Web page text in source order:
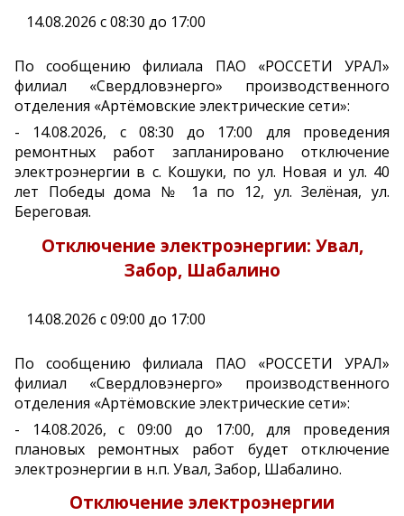
14.08.2026 с 08:30 до 17:00
По сообщению филиала ПАО «РОССЕТИ УРАЛ»
филиал «Свердловэнерго» производственного
отделения «Артёмовские электрические сети»:
- 14.08.2026, с 08:30 до 17:00 для проведения
ремонтных работ запланировано отключение
электроэнергии в с. Кошуки, по ул. Новая и ул. 40
лет Победы дома № 1а по 12, ул. Зелёная, ул.
Береговая.
Отключение электроэнергии: Увал,
Забор, Шабалино
14.08.2026 с 09:00 до 17:00
По сообщению филиала ПАО «РОССЕТИ УРАЛ»
филиал «Свердловэнерго» производственного
отделения «Артёмовские электрические сети»:
- 14.08.2026, с 09:00 до 17:00, для проведения
плановых ремонтных работ будет отключение
электроэнергии в н.п. Увал, Забор, Шабалино.
Отключение электроэнергии